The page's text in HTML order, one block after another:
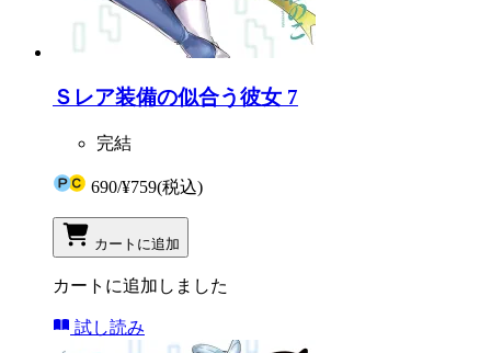
Ｓレア装備の似合う彼女 7
完結
690/¥759(税込)
カートに追加
カートに追加しました
試し読み